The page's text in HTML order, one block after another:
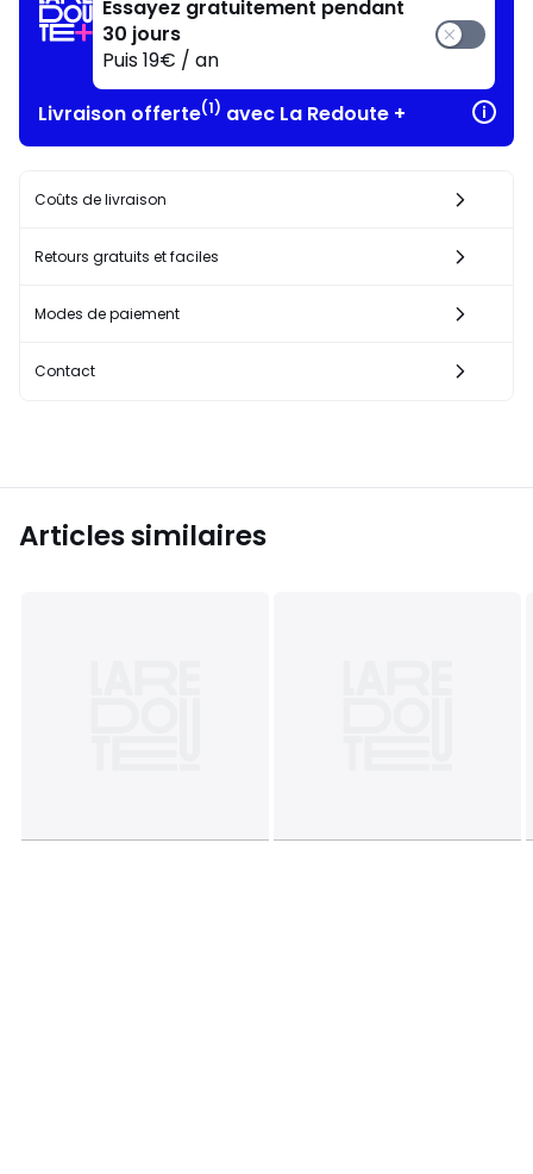
Essayez gratuitement pendant
30 jours
Puis 19€ / an
Livraison offerte(1) avec La Redoute +
Coûts de livraison
Retours gratuits et faciles
Modes de paiement
Contact
Articles similaires